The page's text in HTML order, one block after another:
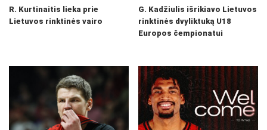
R. Kurtinaitis lieka prie
Lietuvos rinktinės vairo
G. Kadžiulis išrikiavo Lietuvos
rinktinės dvyliktuką U18
Europos čempionatui